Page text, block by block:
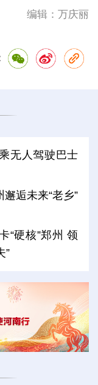
编辑：万庆丽
无人驾驶巴士
邂逅未来“老乡”
“硬核”郑州 领
”